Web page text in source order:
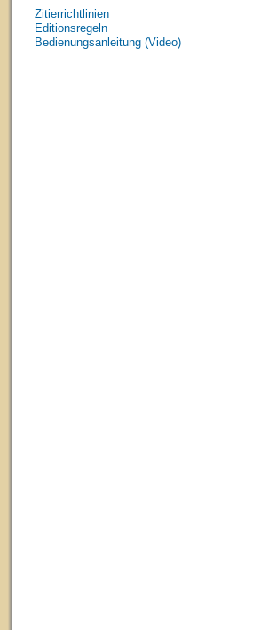
Zitierrichtlinien
Editionsregeln
Bedienungsanleitung (Video)